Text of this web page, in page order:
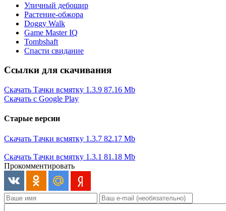
Уличный дебошир
Растение-обжора
Doggy Walk
Game Master IQ
Tombshaft
Спасти свидание
Ссылки для скачивания
Скачать Тачки всмятку 1.3.9 87.16 Mb
Скачать с Google Play
Старые версии
Скачать Тачки всмятку 1.3.7 82.17 Mb
Скачать Тачки всмятку 1.3.1 81.18 Mb
Прокомментировать